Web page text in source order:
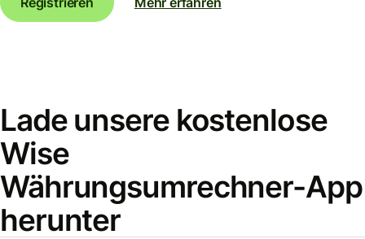
Lade unsere kostenlose
Wise
Währungsumrechner-App
herunter